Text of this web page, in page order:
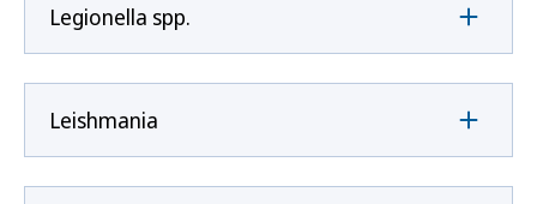
Legionella spp.
Leishmania